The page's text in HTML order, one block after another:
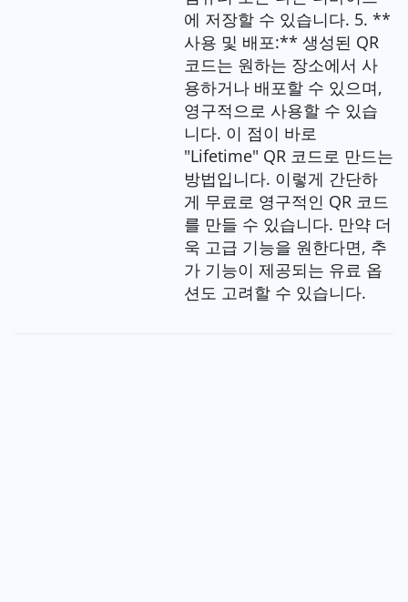
에 저장할 수 있습니다. 5. **
사용 및 배포:** 생성된 QR
코드는 원하는 장소에서 사
용하거나 배포할 수 있으며,
영구적으로 사용할 수 있습
니다. 이 점이 바로
"Lifetime" QR 코드로 만드는
방법입니다. 이렇게 간단하
게 무료로 영구적인 QR 코드
를 만들 수 있습니다. 만약 더
욱 고급 기능을 원한다면, 추
가 기능이 제공되는 유료 옵
션도 고려할 수 있습니다.